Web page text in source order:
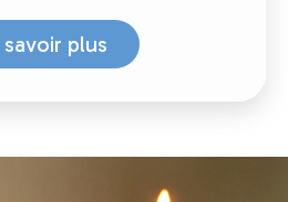
savoir plus